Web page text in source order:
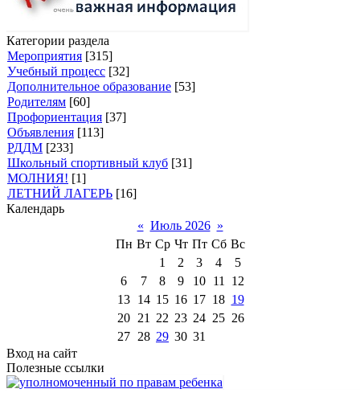
Категории раздела
Мероприятия [315]
Учебный процесс [32]
Дополнительное образование [53]
Родителям [60]
Профориентация [37]
Объявления [113]
РДДМ [233]
Школьный спортивный клуб [31]
МОЛНИЯ! [1]
ЛЕТНИЙ ЛАГЕРЬ [16]
Календарь
« Июль 2026 »
Пн Вт Ср Чт Пт Сб Вс
1
2 3 4
5
6
7 8 9 10 11
12
13 14 15 16 17 18 19
20 21 22 23 24 25 26
27 28 29 30 31
Вход на сайт
Полезные ссылки